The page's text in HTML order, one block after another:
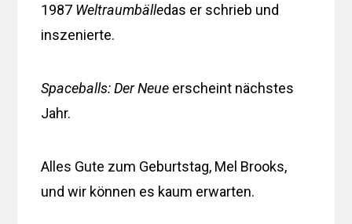
1987 Weltraumbälledas er schrieb und
inszenierte.
Spaceballs: Der Neue erscheint nächstes
Jahr.
Alles Gute zum Geburtstag, Mel Brooks,
und wir können es kaum erwarten.